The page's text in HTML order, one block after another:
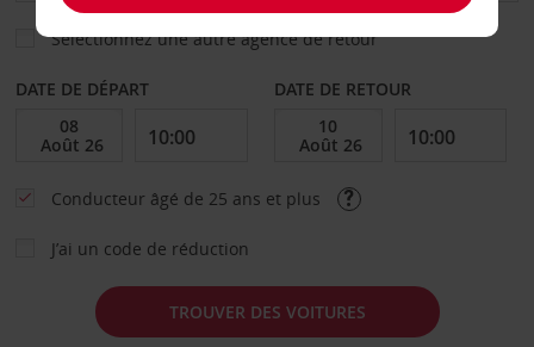
Sélectionnez une autre agence de retour
DATE DE DÉPART DATE DE RETOUR
Conducteur âgé de 25 ans et plus
J’ai un code de réduction
TROUVER DES VOITURES